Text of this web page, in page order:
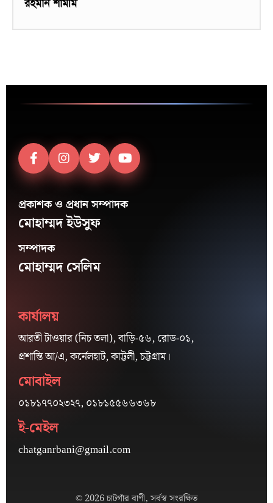
রহমান শামীম
প্রকাশক ও প্রধান সম্পাদক
মোহাম্মদ ইউসুফ
সম্পাদক
মোহাম্মদ সেলিম
কার্যালয়
আরতী টাওয়ার (নিচ তলা), বাড়ি-৫৬, রোড-০১,
প্রশান্তি আ/এ, কর্নেলহাট, কাট্টলী, চট্টগ্রাম।
মোবাইল
০১৮১৭৭০২৩২৭, ০১৮১৫৫৬৬৩৬৮
ই-মেইল
chatganrbani@gmail.com
© 2026 চাটগাঁর বাণী, সর্বস্ব সংরক্ষিত